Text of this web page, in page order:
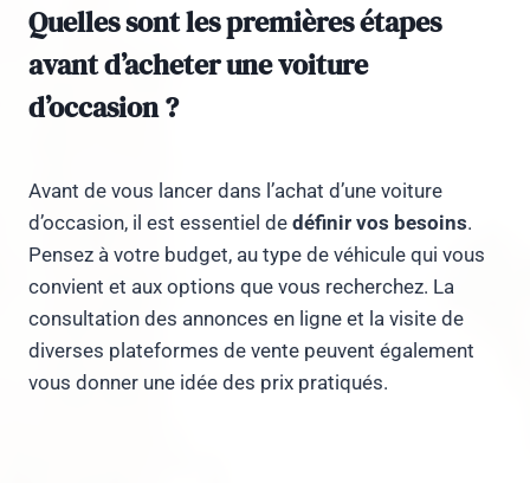
Quelles sont les premières étapes
avant d’acheter une voiture
d’occasion ?
Avant de vous lancer dans l’achat d’une voiture
d’occasion, il est essentiel de définir vos besoins.
Pensez à votre budget, au type de véhicule qui vous
convient et aux options que vous recherchez. La
consultation des annonces en ligne et la visite de
diverses plateformes de vente peuvent également
vous donner une idée des prix pratiqués.